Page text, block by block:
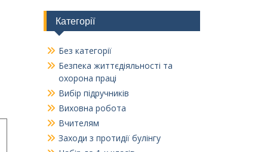
Категорії
Без категорії
Безпека життєдіяльності та
охорона праці
Вибір підручників
Виховна робота
Вчителям
Заходи з протидії булінгу